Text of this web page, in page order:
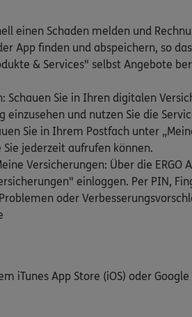
einen Schaden melden und
App finden und abspeichern, so
& Services" selbst Angebote
Schauen Sie in Ihren digitalen
einzusehen und nutzen Sie die
Sie in Ihrem Postfach unter
jederzeit aufrufen können.
Versicherungen: Über die ERGO
einloggen. Per PIN,
oder
iTunes App Store (iOS) oder